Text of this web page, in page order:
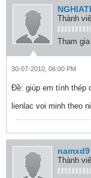
Thành
Tham
30-07-2010, 06:00 PM
Ðề: giúp em tính thép
lienlac voi minh theo
namxd9
Thành